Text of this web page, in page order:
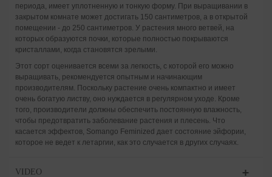
периода, имеет уплотненную и тонкую форму. При выращивании в
закрытом комнате может достигать 150 сантиметров, а в открытой
помещении - до 250 сантиметров. У растения много ветвей, на
которых образуются почки, которые полностью покрываются
кристаллами, когда становятся зрелыми.
Этот сорт оценивается всеми за легкость, с которой его можно
выращивать, рекомендуется опытным и начинающим
производителям. Поскольку растение очень компактно и имеет
очень богатую листву, оно нуждается в регулярном уходе. Кроме
того, производители должны обеспечить постоянную влажность,
чтобы предотвратить заболевание растения и плесень. Что
касается эффектов, Somango Feminized дает состояние эйфории,
которое не ведет к летаргии, как это случается в других случаях.
VIDEO